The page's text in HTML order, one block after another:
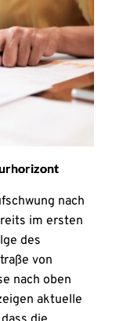
nach
im ersten
des
von
nach oben
aktuelle